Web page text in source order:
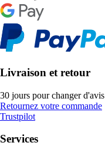
Livraison et retour
30 jours pour changer d'avis
Retournez votre commande
Trustpilot
Services